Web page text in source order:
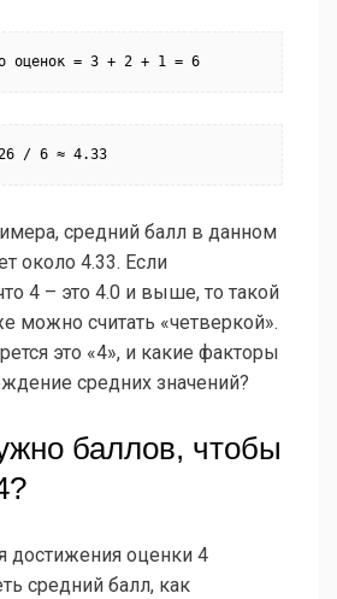
оценок = 3 + 2 + 1 = 6
26 / 6 ≈ 4.33
средний балл в данном
около 4.33. Если
4 – это 4.0 и выше, то такой
можно считать «четверкой».
это «4», и какие факторы
средних значений?
баллов, чтобы
достижения оценки 4
средний балл, как